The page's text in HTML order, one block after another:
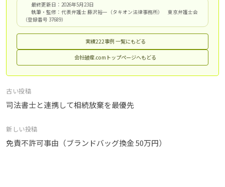
最終更新日：2026年5月23日
執筆・監修：代表弁護士 藤沢裕一（タキオン法律事務所） 東京弁護士会
（登録番号 37689）
実績222事例 一覧にもどる
会社破産.comトップページへもどる
投
稿
ビ
ゲ
古い投稿
司法書士と連携して相続放棄を最優先
新しい投稿
免責不許可事由（ブランドバッグ換金 50万円）